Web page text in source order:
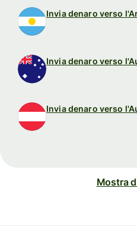
Invia denaro verso
Invia denaro verso
Invia denaro verso
Mostra